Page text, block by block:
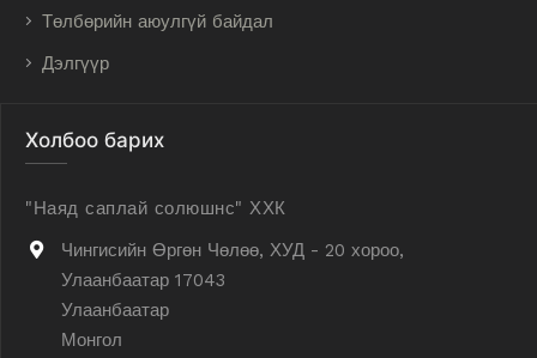
Төлбөрийн аюулгүй байдал
Дэлгүүр
Холбоо барих
"Наяд саплай солюшнс" ХХК
Чингисийн Өргөн Чөлөө, ХУД - 20 хороо,
Улаанбаатар 17043
Улаанбаатар
Монгол